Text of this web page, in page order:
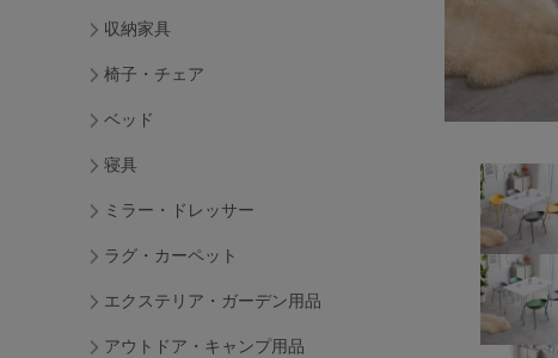
収納家具
椅子・チェア
ベッド
寝具
ミラー・ドレッサー
ラグ・カーペット
エクステリア・ガーデン用品
アウトドア・キャンプ用品